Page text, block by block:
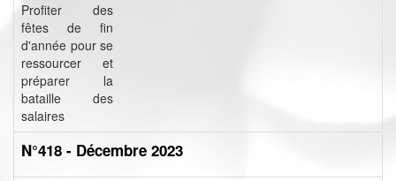
Profiter des
fêtes de fin
d'année pour se
ressourcer et
préparer la
bataille des
salaires
N°418 - Décembre 2023